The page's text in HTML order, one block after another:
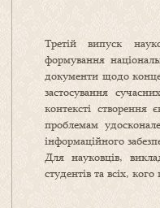
Третій випуск
формування
документи щодо
застосування
контексті створення
проблемам
інформаційного
Для науковців,
студентів та всіх,